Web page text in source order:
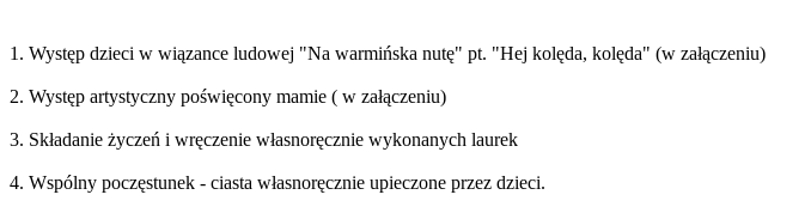
1. Występ dzieci w wiązance ludowej "Na warmińska nutę" pt. "Hej kolęda, kolęda" (w załączeniu)
2. Występ artystyczny poświęcony mamie ( w załączeniu)
3. Składanie życzeń i wręczenie własnoręcznie wykonanych laurek
4. Wspólny poczęstunek - ciasta własnoręcznie upieczone przez dzieci.